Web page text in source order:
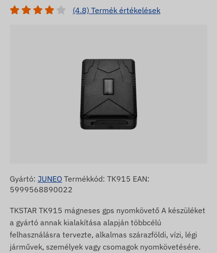
(4.8) Termék értékelések
Gyártó: JUNEO Termékkód: TK915 EAN:
5999568890022
TKSTAR TK915 mágneses gps nyomkövető A készüléket
a gyártó annak kialakítása alapján többcélú
felhasználásra tervezte, alkalmas szárazföldi, vízi, légi
járművek, személyek vagy csomagok nyomkövetésére.